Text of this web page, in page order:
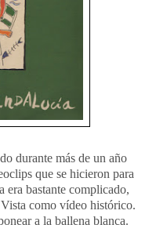
durante más de un año
que se hicieron para
era bastante complicado,
como vídeo histórico.
a la ballena blanca.